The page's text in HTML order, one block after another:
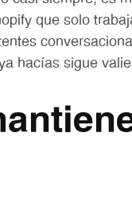
que solo
hacías sigue